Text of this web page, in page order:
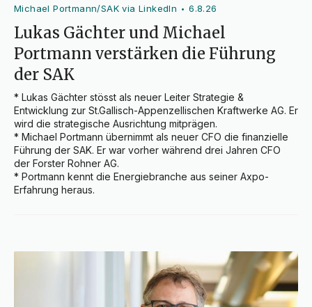
Michael Portmann/SAK via LinkedIn •6.8.26
Lukas Gächter und Michael
Portmann verstärken die Führung
der SAK
* Lukas Gächter stösst als neuer Leiter Strategie &
Entwicklung zur St.Gallisch-Appenzellischen Kraftwerke AG. Er
wird die strategische Ausrichtung mitprägen.
* Michael Portmann übernimmt als neuer CFO die finanzielle
Führung der SAK. Er war vorher während drei Jahren CFO
der Forster Rohner AG.
* Portmann kennt die Energiebranche aus seiner Axpo-
Erfahrung heraus.